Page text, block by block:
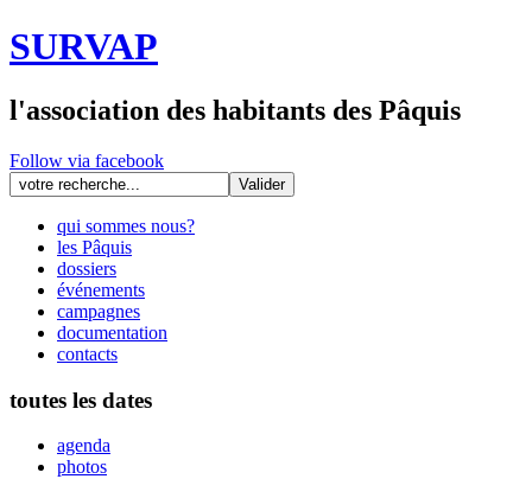
SURVAP
l'association des habitants des Pâquis
Follow via facebook
qui sommes nous?
les Pâquis
dossiers
événements
campagnes
documentation
contacts
toutes les dates
agenda
photos